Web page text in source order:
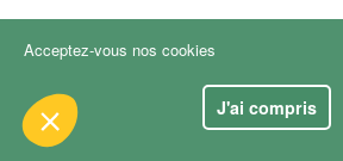
Acceptez-vous nos cookies
J'ai compris
:
par